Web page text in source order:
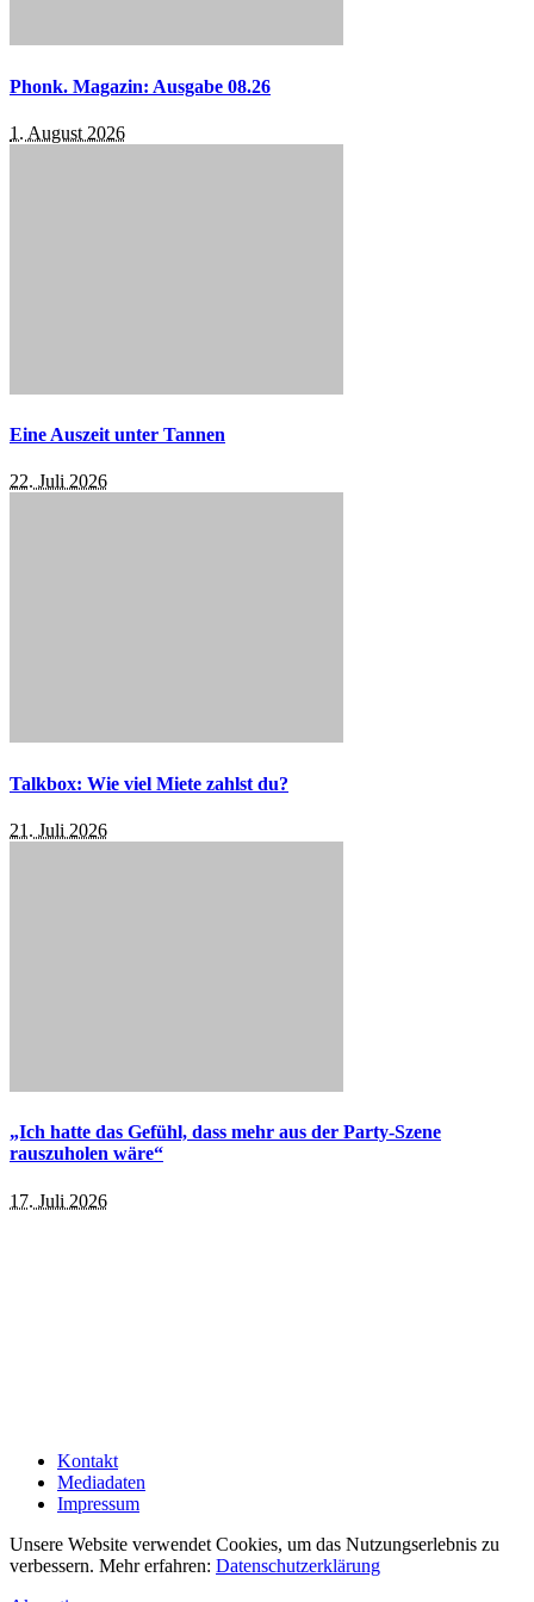
Phonk. Magazin: Ausgabe 08.26
1. August 2026
Eine Auszeit unter Tannen
22. Juli 2026
Talkbox: Wie viel Miete zahlst du?
21. Juli 2026
„Ich hatte das Gefühl, dass mehr aus der Party-Szene
rauszuholen wäre“
17. Juli 2026
Kontakt
Mediadaten
Impressum
Unsere Website verwendet Cookies, um das Nutzungserlebnis zu
verbessern. Mehr erfahren: Datenschutzerklärung